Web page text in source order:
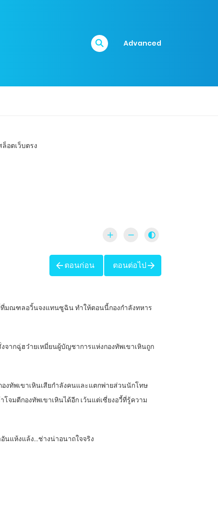
Advanced
ตอนก่อน ตอนต่อไป
มณฑลอวิ้นจงแทนซูฉิน ทำให้ตอนนี้กองกำลังทหาร
จากฉู่ฮว๋ายเหมี่ยนผู้บัญชาการแห่งกองทัพเขาเหินถูก
งทัพเขาเหินเสียกำลังคนและแตกพ่ายส่วนนักโทษ
มตีกองทัพเขาเหินได้อีก เว้นแต่เซี่ยงอวี้ที่รู้ความ
นแห้งแล้ง…ช่างน่าอนาถใจจริง